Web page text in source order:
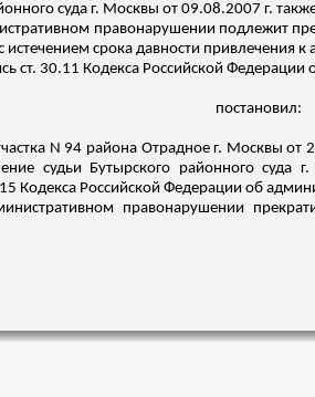
суда г. Москвы от 09.08.2007 г.
правонарушении подлежит
срока давности привлечения к
ст. 30.11 Кодекса Российской
постановил:
N 94 района Отрадное г. Москвы от
судьи Бутырского районного суда
Кодекса Российской Федерации об
правонарушении